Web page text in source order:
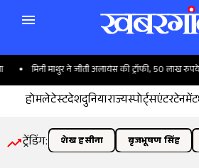
ने जीती अलायंस की ट्रॉफी, 50 लाख रुपये का इनाम किया
होमलेटेस्टदेशदुनियाराज्यस्पोर्ट्सएंटरटेनमेंट
ट्रेंडिंग: शेख हसीना बृजभूषण सिंह